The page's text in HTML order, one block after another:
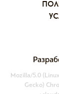
Mozilla/5.0
Gecko)